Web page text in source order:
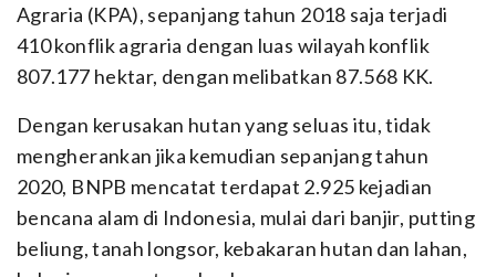
Agraria (KPA), sepanjang tahun 2018 saja terjadi
410 konflik agraria dengan luas wilayah konflik
807.177 hektar, dengan melibatkan 87.568 KK.
Dengan kerusakan hutan yang seluas itu, tidak
mengherankan jika kemudian sepanjang tahun
2020, BNPB mencatat terdapat 2.925 kejadian
bencana alam di Indonesia, mulai dari banjir, putting
beliung, tanah longsor, kebakaran hutan dan lahan,